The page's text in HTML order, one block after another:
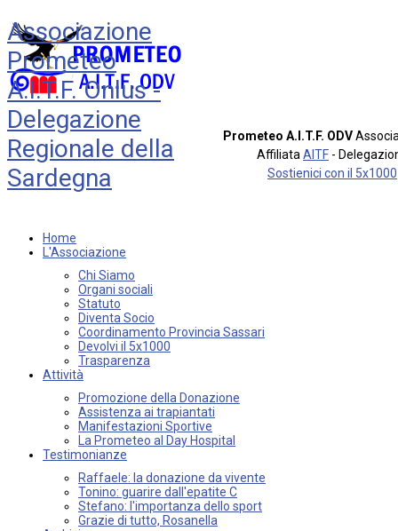
Associazione
Prometeo
A.I.T.F. Onlus -
Delegazione
Regionale della
Sardegna
Prometeo A.I.T.F. ODV
Affiliata AITF -
Sostienici con il 5x1000
Home
L'Associazione
Chi Siamo
Organi sociali
Statuto
Diventa Socio
Coordinamento Provincia Sassari
Devolvi il 5x1000
Trasparenza
Attività
Promozione della Donazione
Assistenza ai trapiantati
Manifestazioni Sportive
La Prometeo al Day Hospital
Testimonianze
Raffaele: la donazione da vivente
Tonino: guarire dall'epatite C
Stefano: l'importanza dello sport
Grazie di tutto, Rosanella